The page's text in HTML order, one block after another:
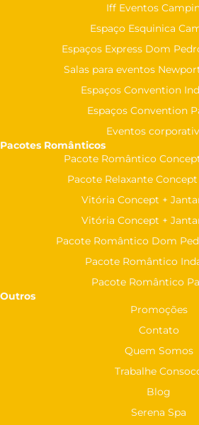
Iff Eventos
Espaço Esquinica
Espaços Express Dom
Salas para eventos
Espaços Convention
Espaços Convention
Eventos
Pacotes Românticos
Pacote Romântico
Pacote Relaxante
Vitória Concept +
Vitória Concept +
Pacote Romântico Dom
Pacote Romântico
Pacote Romântico
Outros
Promoções
Contato
Quem Somos
Trabalhe
Blog
Serena Spa